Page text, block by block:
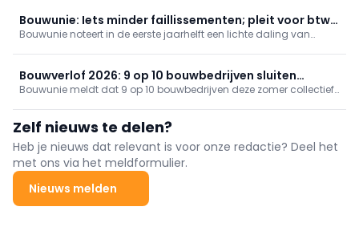
kansen; STEM, zorg en bouw scoren sterk. Hoger diploma: 3%
werkzoekend; zonder kwalificatie: 23%.
Bouwunie: Iets minder faillissementen; pleit voor btw-
verlaging nieuwbouw
Bouwunie noteert in de eerste jaarhelft een lichte daling van
en huurwoningen (minstens 15 jaar), plus actie rond gronden,
leegstand en rechtszekerheid.
Bouwverlof 2026: 9 op 10 bouwbedrijven sluiten
collectief
Bouwunie meldt dat 9 op 10 bouwbedrijven deze zomer collectief
op 6 juli. Werknemers vragen wel vaker flexibel verlof.
Zelf nieuws te delen?
Heb je nieuws dat relevant is voor onze redactie? Deel het
met ons via het meldformulier.
Nieuws melden